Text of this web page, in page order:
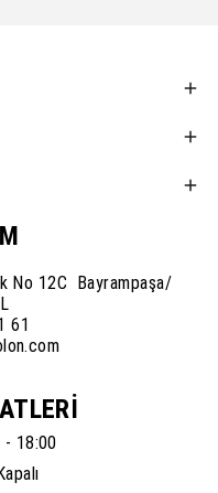
No 12C Bayrampaşa/
61
18:00